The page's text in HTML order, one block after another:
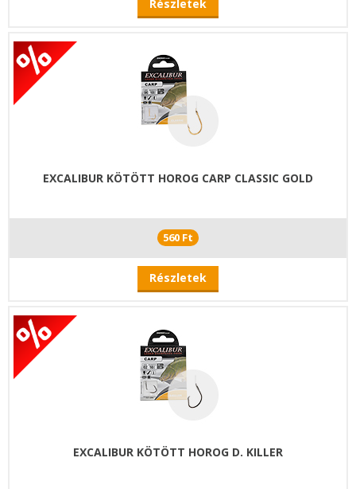
Részletek
EXCALIBUR KÖTÖTT HOROG CARP CLASSIC GOLD
560 Ft
Részletek
EXCALIBUR KÖTÖTT HOROG D. KILLER